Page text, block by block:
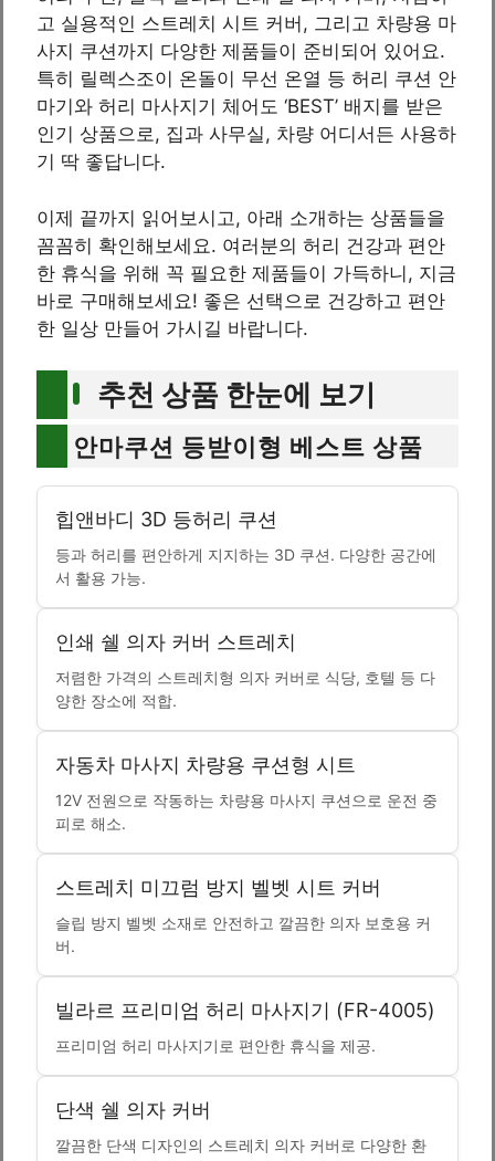
고 실용적인 스트레치 시트 커버, 그리고 차량용 마
사지 쿠션까지 다양한 제품들이 준비되어 있어요.
특히 릴렉스조이 온돌이 무선 온열 등 허리 쿠션 안
마기와 허리 마사지기 체어도 ‘BEST’ 배지를 받은
인기 상품으로, 집과 사무실, 차량 어디서든 사용하
기 딱 좋답니다.
이제 끝까지 읽어보시고, 아래 소개하는 상품들을
꼼꼼히 확인해보세요. 여러분의 허리 건강과 편안
한 휴식을 위해 꼭 필요한 제품들이 가득하니, 지금
바로 구매해보세요! 좋은 선택으로 건강하고 편안
한 일상 만들어 가시길 바랍니다.
추천 상품 한눈에 보기
안마쿠션 등받이형 베스트 상품
힙앤바디 3D 등허리 쿠션
등과 허리를 편안하게 지지하는 3D 쿠션. 다양한 공간에
서 활용 가능.
인쇄 쉘 의자 커버 스트레치
저렴한 가격의 스트레치형 의자 커버로 식당, 호텔 등 다
양한 장소에 적합.
자동차 마사지 차량용 쿠션형 시트
12V 전원으로 작동하는 차량용 마사지 쿠션으로 운전 중
피로 해소.
스트레치 미끄럼 방지 벨벳 시트 커버
슬립 방지 벨벳 소재로 안전하고 깔끔한 의자 보호용 커
버.
빌라르 프리미엄 허리 마사지기 (FR-4005)
프리미엄 허리 마사지기로 편안한 휴식을 제공.
단색 쉘 의자 커버
깔끔한 단색 디자인의 스트레치 의자 커버로 다양한 환